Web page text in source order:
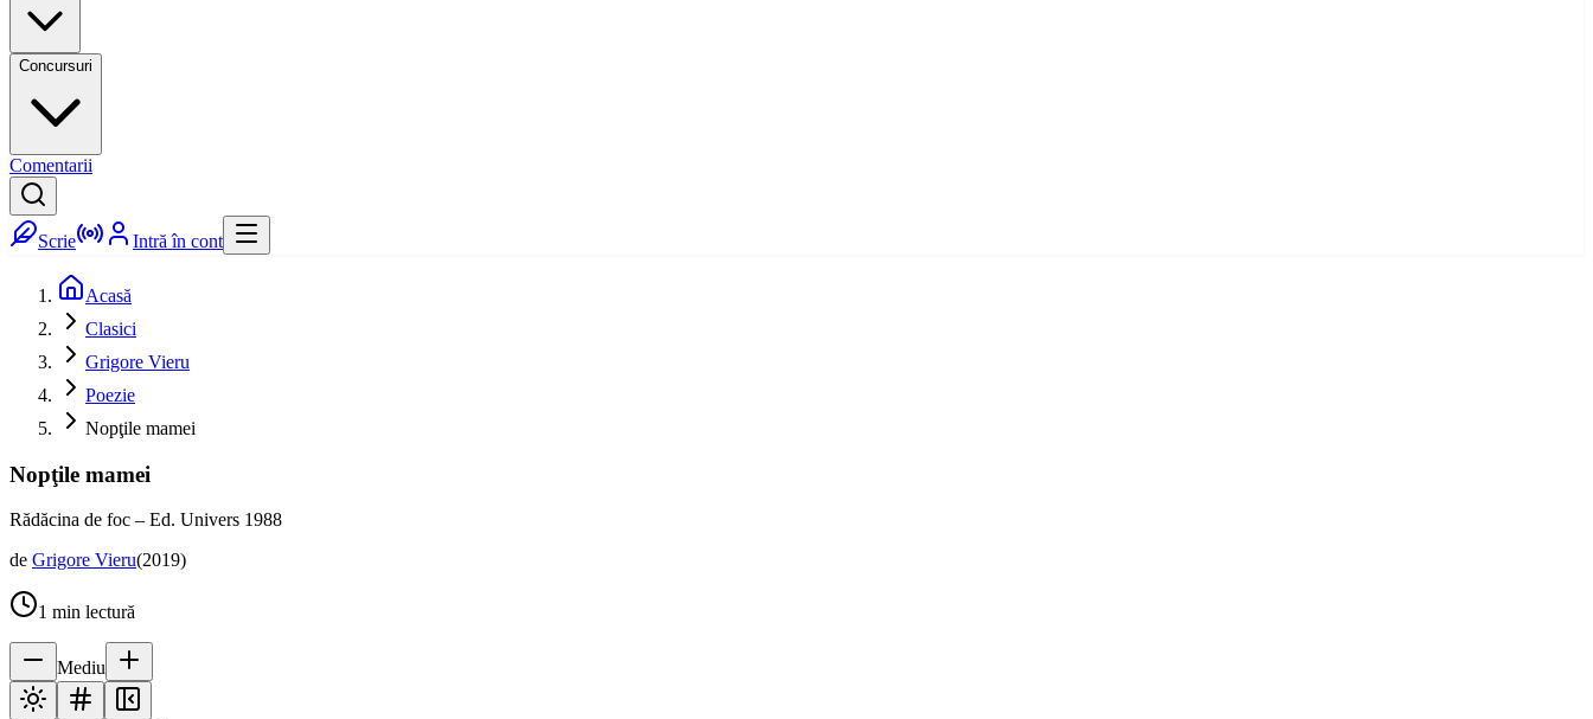
Concursuri
Comentarii
Scrie Intră în cont
Acasă
Clasici
Grigore Vieru
Poezie
Nopţile mamei
Nopţile mamei
Rădăcina de foc – Ed. Univers 1988
de Grigore Vieru(2019)
1 min lectură
Mediu